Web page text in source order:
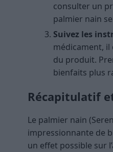
consulter un
palmier nain
Suivez les
médicament, il
du produit.
bienfaits plus
Récapitulatif
Le palmier nain
impressionnante de
un effet possible sur